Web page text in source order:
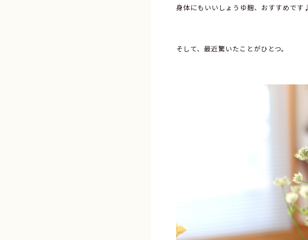
身体にもいいしょうゆ麹、おすすめです♩
そして、最近驚いたことがひとつ。